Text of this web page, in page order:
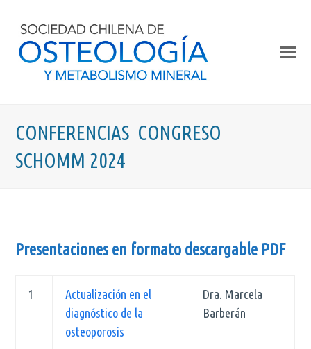
CONFERENCIAS CONGRESO
SCHOMM 2024
Presentaciones en formato descargable PDF
1
Actualización en el
diagnóstico de la
osteoporosis
Dra. Marcela
Barberán